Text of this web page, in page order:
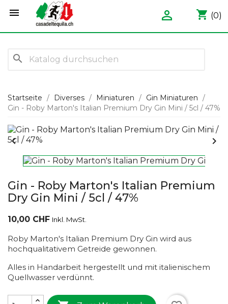
 shopping_cart (0)

search
Startseite Diverses Miniaturen
Gin Miniaturen
Gin - Roby Marton's Italian Premium Dry Gin Mini / 5cl / 47%
 
Gin - Roby Marton's Italian Premium
Dry Gin Mini / 5cl / 47%
10,00 CHF Inkl. MwSt.
Roby Marton's Italian Premium Dry Gin wird aus
hochqualitativem Getreide gewonnen.
Alles in Handarbeit hergestellt und mit italienischem
Quellwasser verdünnt.